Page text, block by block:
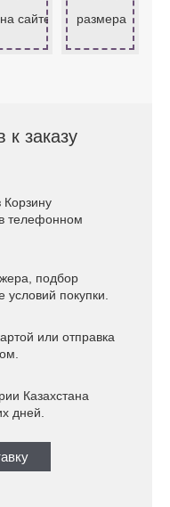
на сайте
размера
к заказу
Корзину
телефонном
подбор
покупки.
или отправка
Казахстана
дней.